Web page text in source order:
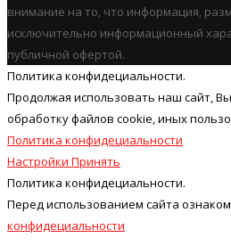
внимание на то, что информация,
исключительно информационный
публичной офертой.
Политика конфидециальности.
Продолжая использовать наш cайт,
обработку файлов cookie, иных
Политика конфидециальности
Настройки Принять
Политика конфидециальности.
Перед использованием сайта
конфидециальности